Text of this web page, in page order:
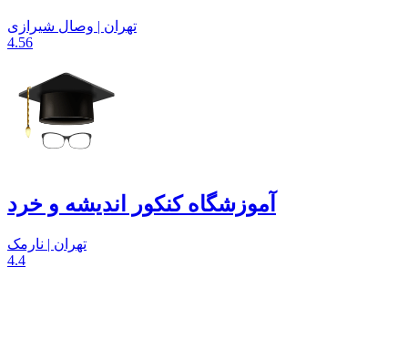
تهران | وصال شیرازی
4.56
آموزشگاه کنکور اندیشه و خرد
تهران | نارمک
4.4